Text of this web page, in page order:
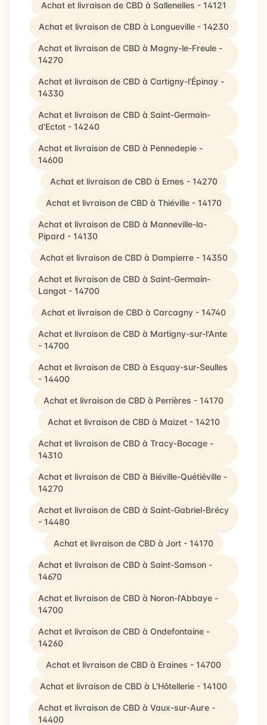
Achat et livraison de CBD à Sallenelles - 14121
Achat et livraison de CBD à Longueville - 14230
Achat et livraison de CBD à Magny-le-Freule -
14270
Achat et livraison de CBD à Cartigny-l'Épinay -
14330
Achat et livraison de CBD à Saint-Germain-
d'Ectot - 14240
Achat et livraison de CBD à Pennedepie -
14600
Achat et livraison de CBD à Ernes - 14270
Achat et livraison de CBD à Thiéville - 14170
Achat et livraison de CBD à Manneville-la-
Pipard - 14130
Achat et livraison de CBD à Dampierre - 14350
Achat et livraison de CBD à Saint-Germain-
Langot - 14700
Achat et livraison de CBD à Carcagny - 14740
Achat et livraison de CBD à Martigny-sur-l'Ante
- 14700
Achat et livraison de CBD à Esquay-sur-Seulles
- 14400
Achat et livraison de CBD à Perrières - 14170
Achat et livraison de CBD à Maizet - 14210
Achat et livraison de CBD à Tracy-Bocage -
14310
Achat et livraison de CBD à Biéville-Quétiéville -
14270
Achat et livraison de CBD à Saint-Gabriel-Brécy
- 14480
Achat et livraison de CBD à Jort - 14170
Achat et livraison de CBD à Saint-Samson -
14670
Achat et livraison de CBD à Noron-l'Abbaye -
14700
Achat et livraison de CBD à Ondefontaine -
14260
Achat et livraison de CBD à Eraines - 14700
Achat et livraison de CBD à L'Hôtellerie - 14100
Achat et livraison de CBD à Vaux-sur-Aure -
14400